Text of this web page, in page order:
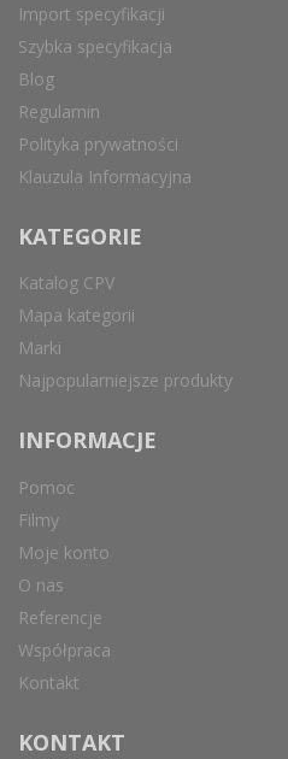
Import specyfikacji
Szybka specyfikacja
Blog
Regulamin
Polityka prywatności
Klauzula Informacyjna
KATEGORIE
Katalog CPV
Mapa kategorii
Marki
Najpopularniejsze produkty
INFORMACJE
Pomoc
Filmy
Moje konto
O nas
Referencje
Współpraca
Kontakt
KONTAKT